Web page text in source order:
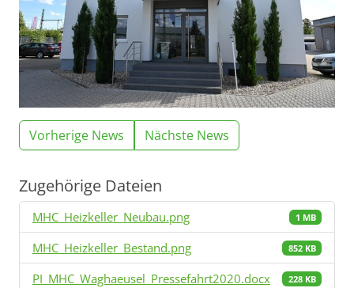
Vorherige News Nächste News
Zugehörige Dateien
MHC_Heizkeller_Neubau.png 1 MB
MHC_Heizkeller_Bestand.png 852 KB
PI_MHC_Waghaeusel_Pressefahrt2020.docx 228 KB